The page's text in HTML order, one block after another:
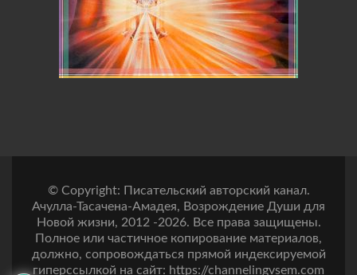
© Copyright: Писательский авторский канал.
Ачулла-Тасачена-Амадея, Возрождение Души для
Новой жизни, 2012 -2026. Все права защищены.
Полное или частичное копирование материалов,
должно, сопровождаться прямой индексируемой
гиперссылкой на сайт: https://channelingvsem.com